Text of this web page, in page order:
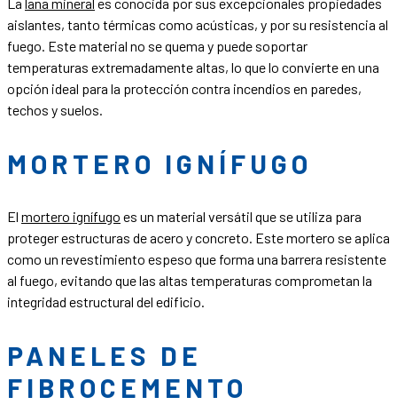
aislantes, tanto térmicas como acústicas, y por su resistencia al
fuego. Este material no se quema y puede soportar
temperaturas extremadamente altas, lo que lo convierte en una
opción ideal para la protección contra incendios en paredes,
techos y suelos.
MORTERO IGNÍFUGO
El mortero ignífugo es un material versátil que se utiliza para
proteger estructuras de acero y concreto. Este mortero se aplica
como un revestimiento espeso que forma una barrera resistente
al fuego, evitando que las altas temperaturas comprometan la
integridad estructural del edificio.
PANELES DE
FIBROCEMENTO